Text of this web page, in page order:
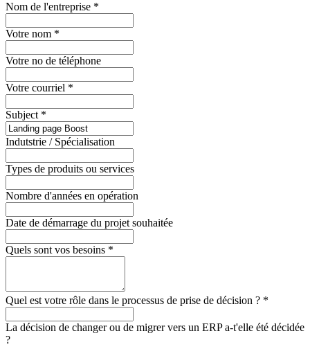
Nom de l'entreprise *
Votre nom *
Votre no de téléphone
Votre courriel *
Subject*
Indutstrie / Spécialisation
Types de produits ou services
Nombre d'années en opération
Date de démarrage du projet souhaitée
Quels sont vos besoins *
Quel est votre rôle dans le processus de prise de décision ? *
La décision de changer ou de migrer vers un ERP a-t'elle été décidée
?